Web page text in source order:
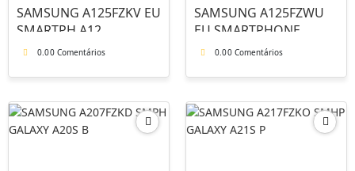
SAMSUNG A125FZKV EU
SMARTPH A12
0.00 Comentários
SAMSUNG A125FZWU
EU SMARTPHONE
0.00 Comentários